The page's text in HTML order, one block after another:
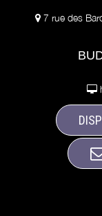
7 rue des